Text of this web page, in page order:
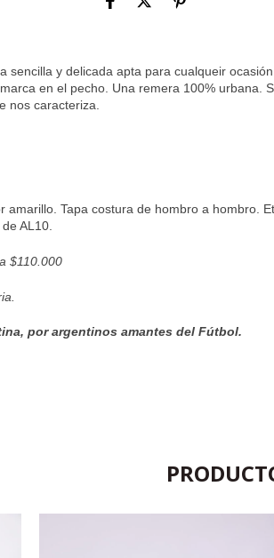
sencilla y delicada apta para cualqueir
en el pecho. Una remera 100% urbana.
nos caracteriza.
amarillo. Tapa costura de hombro a hombro.
AL10.
$110.000
, por argentinos amantes del Fútbol.